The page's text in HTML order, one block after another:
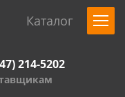
Каталог
214-5202